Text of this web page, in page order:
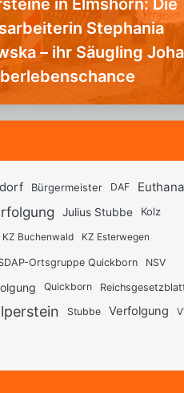
in Elmshorn: Die
Stephania
– ihr Säugling
Bürgermeister DAF
Julius Stubbe Kolz
KZ Buchenwald KZ Esterwegen
Ortsgruppe Quickborn NSV
Quickborn
Stubbe Verfolgung